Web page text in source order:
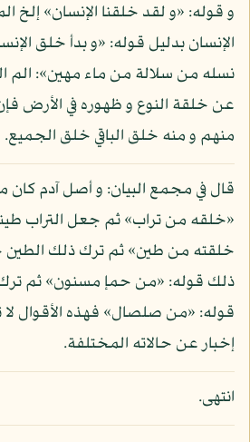
و قوله: «و لقد خلقنا الإنسان» إلخ
الإنسان بدليل قوله: «و بدأ خلق
عن خلقة النوع و ظهوره في الأرض
منهم و منه خلق الباقي خلق الجميع.
قال في مجمع البيان: و أصل آدم
«خلقه من تراب» ثم جعل التراب
خلقته من طين» ثم ترك ذلك الطين
ذلك قوله: «من حمإ مسنون» ثم
قوله: «من صلصال» فهذه الأقوال
إخبار عن حالاته المختلفة.
انتهى.